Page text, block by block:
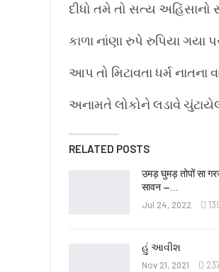
દીધો તમે તો સત્ય અહિંસાનો
કાળા નાંણા રુપે રુપિયા ગયા
આપ તો મિટાવતા ધર્મ નાતના
અનામતે લોકોને લડાવે
RELATED POSTS
उमड़ घुमड़ तोपों सा
सावन —…
Jul 24, 2022
હું આવીશ
Nov 21, 2021